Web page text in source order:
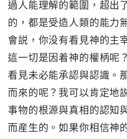
過人能理解的範圍，超出
的，都是受造人類的能力
會説，你没有看見神的主
這一切是因着神的權柄呢
看見未必能承認與認識。
而來的呢？我可以肯定地
事物的根源與真相的認知
而産生的。如果你相信神